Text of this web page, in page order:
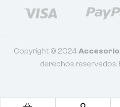
Copyright © 2024
derechos reservados.